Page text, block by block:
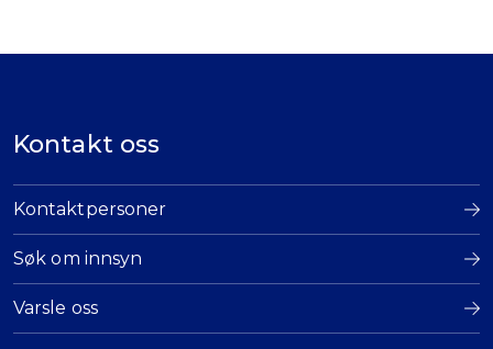
Kontakt oss
Kontaktpersoner
Søk om innsyn
Varsle oss